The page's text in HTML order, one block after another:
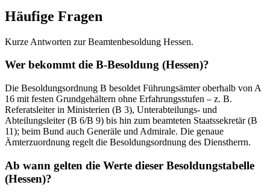
Häufige Fragen
Kurze Antworten zur Beamtenbesoldung Hessen.
Wer bekommt die B-Besoldung (Hessen)?
Die Besoldungsordnung B besoldet Führungsämter oberhalb von A
16 mit festen Grundgehältern ohne Erfahrungsstufen – z. B.
Referatsleiter in Ministerien (B 3), Unterabteilungs- und
Abteilungsleiter (B 6/B 9) bis hin zum beamteten Staatssekretär (B
11); beim Bund auch Generäle und Admirale. Die genaue
Ämterzuordnung regelt die Besoldungsordnung des Dienstherrn.
Ab wann gelten die Werte dieser Besoldungstabelle
(Hessen)?